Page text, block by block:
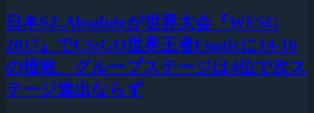
日本SZ.Absoluteが世界大会『WESG
2017』でCS:GO世界王者Fnaticに14-16
の惜敗、グループステージは4位で次ス
テージ進出ならず